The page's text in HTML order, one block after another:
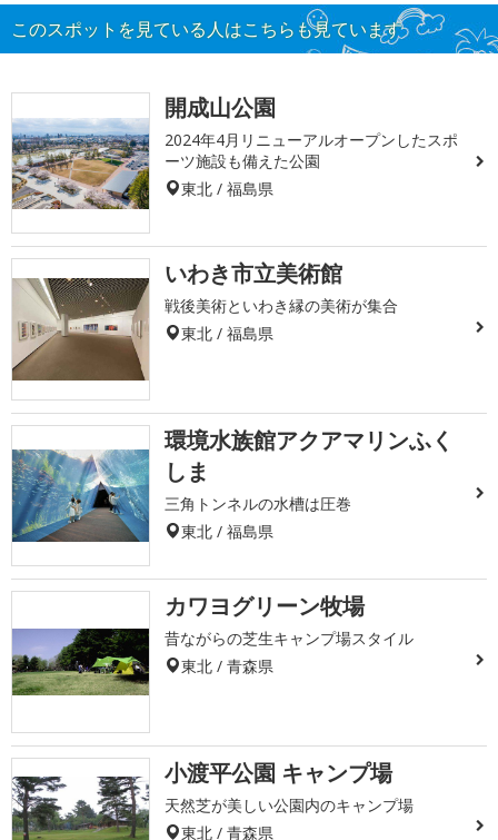
このスポットを見ている人はこちらも見ています
開成山公園
2024年4月リニューアルオープンしたスポ
ーツ施設も備えた公園
東北 / 福島県
いわき市立美術館
戦後美術といわき縁の美術が集合
東北 / 福島県
環境水族館アクアマリンふく
しま
三角トンネルの水槽は圧巻
東北 / 福島県
カワヨグリーン牧場
昔ながらの芝生キャンプ場スタイル
東北 / 青森県
小渡平公園 キャンプ場
天然芝が美しい公園内のキャンプ場
東北 / 青森県